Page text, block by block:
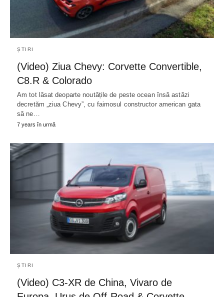
ȘTIRI
(Video) Ziua Chevy: Corvette Convertible,
C8.R & Colorado
Am tot lăsat deoparte noutățile de peste ocean însă astăzi
decretăm „ziua Chevy”, cu faimosul constructor american gata
să ne…
7 years în urmă
ȘTIRI
(Video) C3-XR de China, Vivaro de